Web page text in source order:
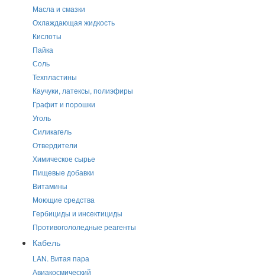
Масла и смазки
Охлаждающая жидкость
Кислоты
Пайка
Соль
Техпластины
Каучуки, латексы, полиэфиры
Графит и порошки
Уголь
Силикагель
Отвердители
Химическое сырье
Пищевые добавки
Витамины
Моющие средства
Гербициды и инсектициды
Противогололедные реагенты
Кабель
LAN. Витая пара
Авиакосмический